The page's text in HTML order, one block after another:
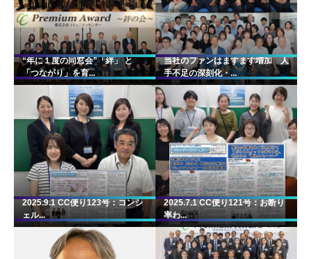
“年に１度の同窓会”「絆」 と
「つながり」を育...
当社のファンはますます増加 人
手不足の深刻化・...
2025.9.1 CC便り123号：コンシ
ェル...
2025.7.1 CC便り121号：お断り
率わ...